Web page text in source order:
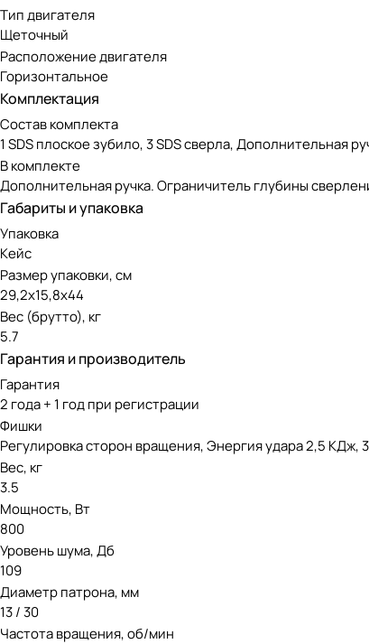
Тип двигателя
Щеточный
Расположение двигателя
Горизонтальное
Комплектация
Состав комплекта
1 SDS плоское зубило, 3 SDS сверла, Дополнительная
В комплекте
Дополнительная ручка. Ограничитель глубины
Габариты и упаковка
Упаковка
Кейс
Размер упаковки, см
29,2х15,8х44
Вес (брутто), кг
5.7
Гарантия и производитель
Гарантия
2 года + 1 год при регистрации
Фишки
Регулировка сторон вращения, Энергия удара 2,5 КДж,
Вес, кг
3.5
Мощность, Вт
800
Уровень шума, Дб
109
Диаметр патрона, мм
13 / 30
Частота вращения, об/мин